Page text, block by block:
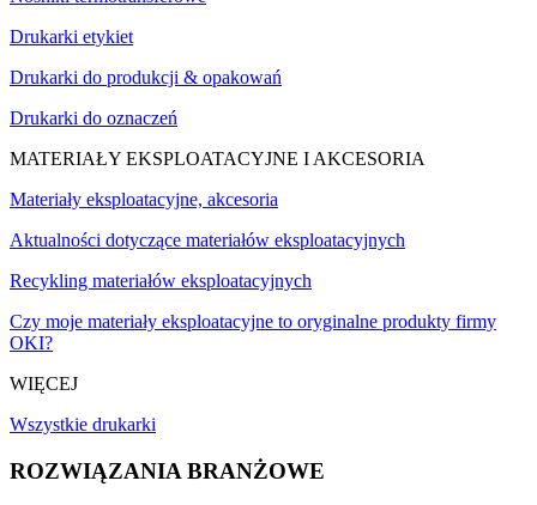
Drukarki etykiet
Drukarki do produkcji & opakowań
Drukarki do oznaczeń
MATERIAŁY EKSPLOATACYJNE I AKCESORIA
Materiały eksploatacyjne, akcesoria
Aktualności dotyczące materiałów eksploatacyjnych
Recykling materiałów eksploatacyjnych
Czy moje materiały eksploatacyjne to oryginalne produkty firmy
OKI?
WIĘCEJ
Wszystkie drukarki
ROZWIĄZANIA BRANŻOWE